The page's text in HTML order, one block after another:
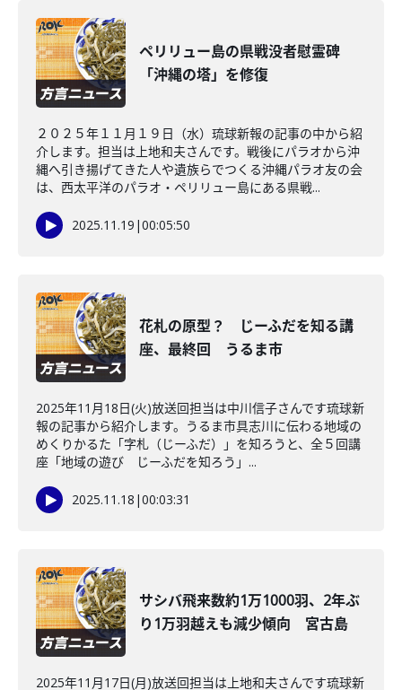
ペリリュー島の県戦没者慰霊碑
「沖縄の塔」を修復
２０２５年１１月１９日（水）琉球新報の記事の中から紹
介します。担当は上地和夫さんです。戦後にパラオから沖
縄へ引き揚げてきた人や遺族らでつくる沖縄パラオ友の会
は、西太平洋のパラオ・ペリリュー島にある県戦...
2025.11.19 |00:05:50
花札の原型？ じーふだを知る講
座、最終回 うるま市
2025年11月18日(火)放送回担当は中川信子さんです琉球新
報の記事から紹介します。うるま市具志川に伝わる地域の
めくりかるた「字札（じーふだ）」を知ろうと、全５回講
座「地域の遊び じーふだを知ろう」...
2025.11.18 |00:03:31
サシバ飛来数約1万1000羽、2年ぶ
り1万羽越えも減少傾向 宮古島
2025年11月17日(月)放送回担当は上地和夫さんです琉球新